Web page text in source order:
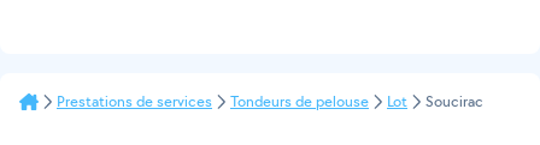
Prestations de services Tondeurs de pelouse Lot Soucirac